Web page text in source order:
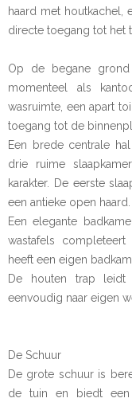
haard met houtkachel,
directe toegang tot het
Op de begane
momenteel als
wasruimte, een apart
toegang tot de
Een brede centrale
drie ruime
karakter. De eerste
een antieke open haard.
Een elegante
wastafels completeert
heeft een eigen
De houten trap
eenvoudig naar eigen
De Schuur
De grote schuur is
de tuin en biedt een